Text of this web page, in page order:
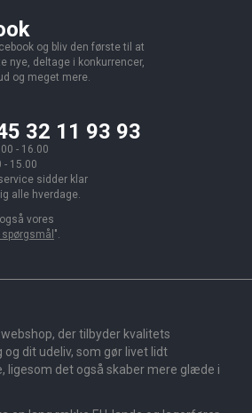
og bliv den første til at
nye, deltage i konkurrencer,
og meget mere.
32 11 93 93
- 16.00
- 15.00
sidder klar
alle hverdage.
vores
".
der tilbyder kvalitets
og dit udeliv, som gør livet lidt
ligesom det også skaber mere glæde i